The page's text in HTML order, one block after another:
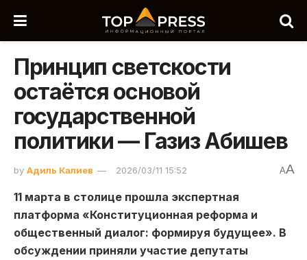
Принцип светскости
остаётся основой
государственной
политики — Газиз Абишев
by Адиль Калиев 2026/03/11 15:52 AA
11 марта в столице прошла экспертная
платформа «Конституционная реформа и
общественный диалог: формируя будущее». В
обсуждении приняли участие депутаты